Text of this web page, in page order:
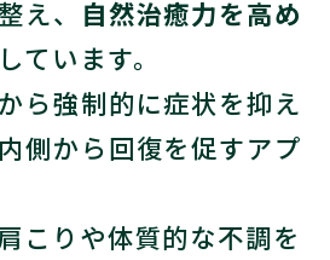
え、
自然治癒力を高め
ています。
ら強制的に症状を抑え
側から回復を促すアプ
こりや体質的な不調を